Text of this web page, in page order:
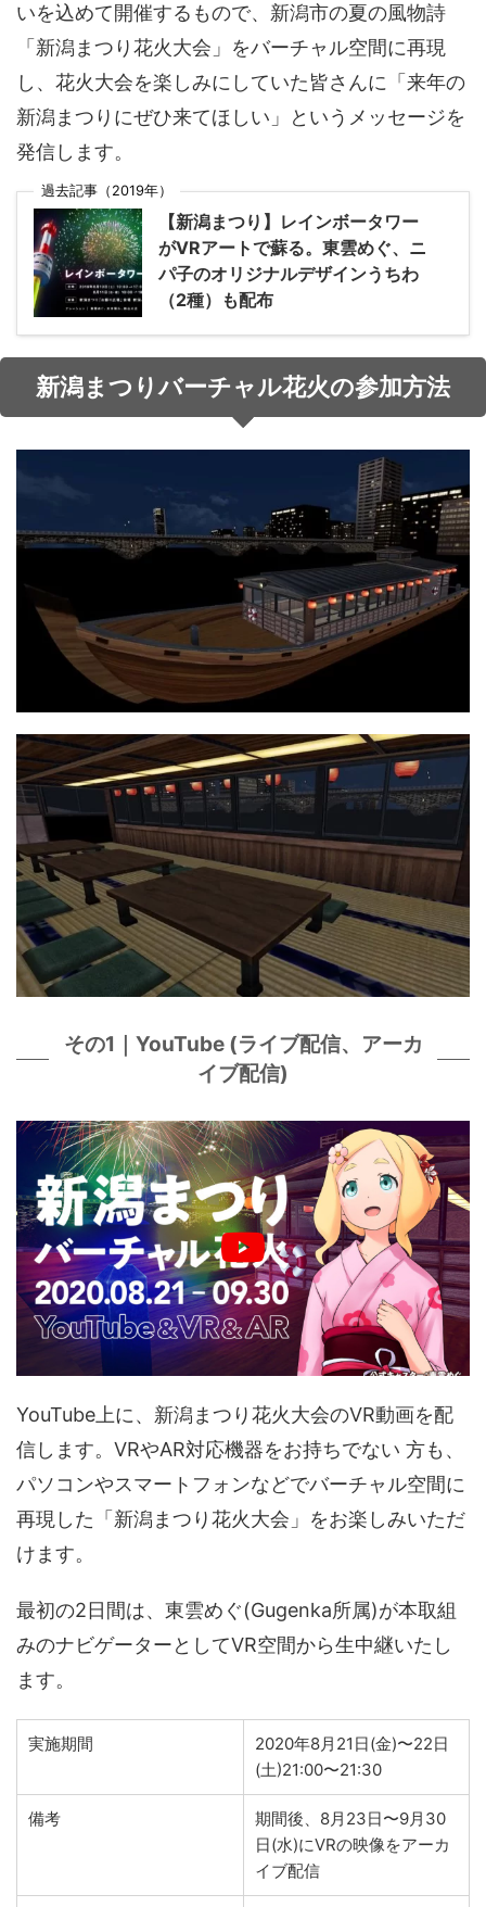
いを込めて開催するもので、新潟市の夏の風物詩
「新潟まつり花火大会」をバーチャル空間に再現
し、花火大会を楽しみにしていた皆さんに「来年の
新潟まつりにぜひ来てほしい」というメッセージを
発信します。
過去記事（2019年）
【新潟まつり】レインボータワー
がVRアートで蘇る。東雲めぐ、ニ
パ子のオリジナルデザインうちわ
（2種）も配布
新潟まつりバーチャル花火の参加方法
その1｜YouTube (ライブ配信、アーカ
イブ配信)
YouTube上に、新潟まつり花火大会のVR動画を配
信します。VRやAR対応機器をお持ちでない 方も、
パソコンやスマートフォンなどでバーチャル空間に
再現した「新潟まつり花火大会」をお楽しみいただ
けます。
最初の2日間は、東雲めぐ(Gugenka所属)が本取組
みのナビゲーターとしてVR空間から生中継いたし
ます。
実施期間
2020年8月21日(金)〜22日
(土)21:00〜21:30
備考
期間後、8月23日〜9月30
日(水)にVRの映像をアーカ
イブ配信